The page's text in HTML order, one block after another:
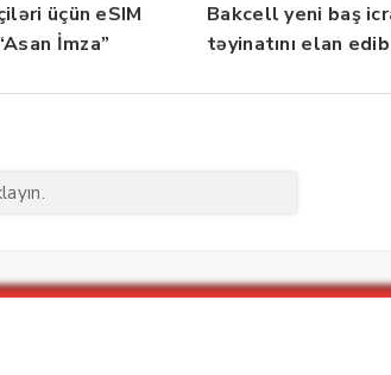
üçün eSIM
İmza”
Bakcell yeni baş
təyinatını elan edib